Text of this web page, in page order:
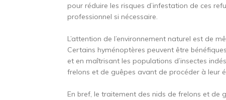
pour réduire les risques d’infestation de ces
professionnel si nécessaire.
L’attention de l’environnement naturel est de
Certains hyménoptères peuvent être
et en maîtrisant les populations d’insectes
frelons et de guêpes avant de procéder à leur
En bref, le traitement des nids de frelons et de